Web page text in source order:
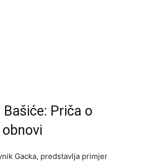
Priča o
Gacka, predstavlja primjer